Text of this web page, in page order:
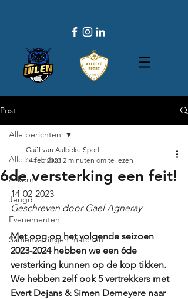
Post
Alle berichten
A-kern
Jeugd
Evenementen
Samenvattingen matchen
Alle berichten
6de versterking een feit!
Gaël van Aalbeke Sport
14 feb 2023 2 minuten om te lezen
14-02-2023
Geschreven door Gael Agneray
Met oog op het volgende seizoen
2023-2024 hebben we een 6de
versterking kunnen op de kop tikken.
We hebben zelf ook 5 vertrekkers met
Evert Dejans & Simen Demeyere naar